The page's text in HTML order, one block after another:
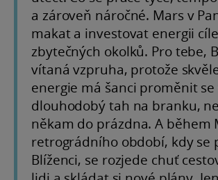
a zároveň náročné. Mars v
makat a investovat energii
zbytečných okolků. Pro tebe,
vítaná vzpruha, protože
energie má šanci proměnit se
dlouhodobý tah na branku,
někam do prázdna. A během
retrográdního období, kdy se
Blíženci, se rozjede chuť